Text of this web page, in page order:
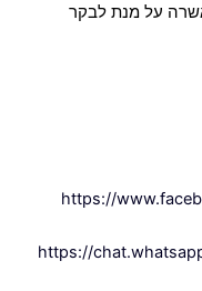
על מנת לבקר
https://
https://